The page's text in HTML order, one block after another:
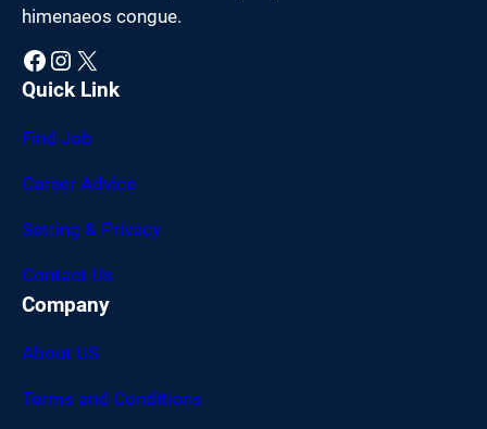
himenaeos congue.
Facebook Instagram X
Quick Link
Find Job
Career Advice
Setting & Privacy
Contact Us
Company
About US
Terms and Conditions